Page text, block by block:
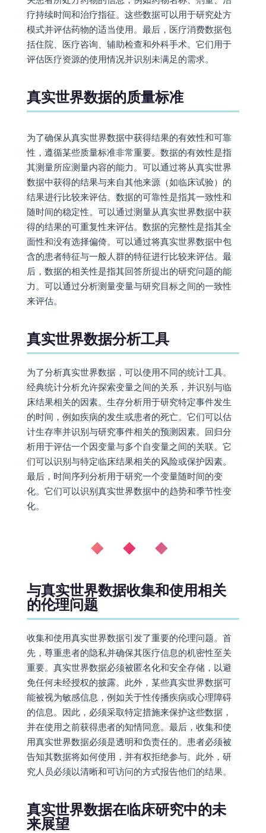
疗持续时间和治疗指征。这些数据可以用于研究处方
模式并评估药物的适当使用。最后，医疗消费数据包
括住院、医疗咨询、辅助检查和外科手术。它们用于
评估医疗资源的使用情况并识别未满足的需求。
真实世界数据的质量标准
为了确保从真实世界数据中获得结果的有效性和可靠
性，遵循某些质量标准非常重要。数据的有效性是指
其测量所应测量内容的能力。可以通过将从真实世界
数据中获得的结果与来自其他来源（如临床试验）的
结果进行比较来评估。数据的可靠性是指其一致性和
随时间的稳定性。可以通过测量从真实世界数据中获
得的结果的可重复性来评估。数据的完整性是指其全
面性和没有选择偏倚。可以通过将真实世界数据中包
含的患者特征与一般人群的特征进行比较来评估。最
后，数据的相关性是指其回答所提出的研究问题的能
力。可以通过分析测量变量与研究目标之间的一致性
来评估。
真实世界数据分析工具
为了分析真实世界数据，可以使用不同的统计工具。
经典统计分析允许探索变量之间的关系，并识别与临
床结果相关的因素。生存分析用于研究特定事件发生
的时间，例如疾病的发生或患者的死亡。它们可以估
计生存率并识别与研究事件相关的预测因素。回归分
析用于评估一个因变量与多个自变量之间的关联。它
们可以识别与特定临床结果相关的风险或保护因素。
最后，时间序列分析用于研究一个变量随时间的变
化。它们可以识别真实世界数据中的趋势和季节性变
化。
◆ ◆ ◆
与真实世界数据收集和使用相关
的伦理问题
收集和使用真实世界数据引发了重要的伦理问题。首
先，尊重患者的隐私并确保其医疗信息的机密性至关
重要。真实世界数据必须被匿名化和安全存储，以避
免任何未经授权的披露。此外，某些真实世界数据可
能被视为敏感信息，例如关于性传播疾病或心理障碍
的信息。因此，必须采取特定措施来保护这些数据，
并在使用之前获得患者的知情同意。最后，收集和使
用真实世界数据必须是透明和负责任的。患者必须被
告知其数据将如何使用，并有权拒绝参与。此外，研
究人员必须以清晰和可访问的方式报告他们的结果。
真实世界数据在临床研究中的未
来展望